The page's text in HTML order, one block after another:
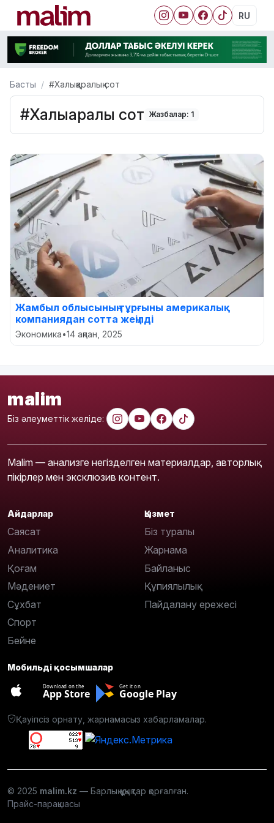
RU
Басты #Халықаралық сот
#Халықаралық сот Жазбалар: 1
Жамбыл облысының тұрғыны америкалық
компаниядан сотта жеңілді
Экономика•14 ақпан, 2025
malim
Біз әлеуметтік желіде:
Malim — анализге негізделген материалдар, авторлық
пікірлер мен эксклюзив контент.
Айдарлар
Саясат
Аналитика
Қоғам
Мәдениет
Сұхбат
Спорт
Бейне
Қызмет
Біз туралы
Жарнама
Байланыс
Құпиялылық
Пайдалану ережесі
Мобильді қосымшалар
Download on the
App Store
Get it on
Google Play
Қауіпсіз орнату, жарнамасыз хабарламалар.
© 2025 malim.kz — Барлық құқықтар қорғалған.
Прайс-парақшасы